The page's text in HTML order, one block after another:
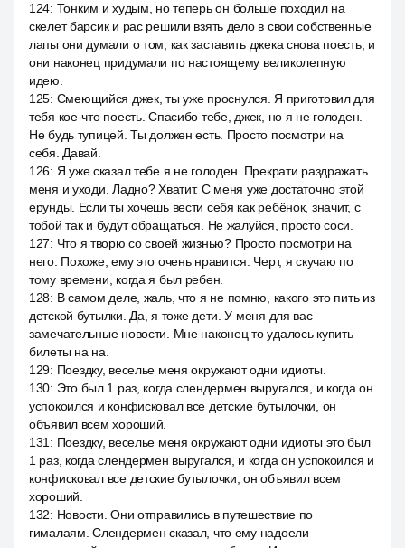
124: Тонким и худым, но теперь он больше походил на
скелет барсик и pac решили взять дело в свои собственные
лапы они думали о том, как заставить джека снова поесть, и
они наконец придумали по настоящему великолепную
идею.
125: Смеющийся джек, ты уже проснулся. Я приготовил для
тебя кое-что поесть. Спасибо тебе, джек, но я не голоден.
Не будь тупицей. Ты должен есть. Просто посмотри на
себя. Давай.
126: Я уже сказал тебе я не голоден. Прекрати раздражать
меня и уходи. Ладно? Хватит. С меня уже достаточно этой
ерунды. Если ты хочешь вести себя как ребёнок, значит, с
тобой так и будут обращаться. Не жалуйся, просто соси.
127: Что я творю со своей жизнью? Просто посмотри на
него. Похоже, ему это очень нравится. Черт, я скучаю по
тому времени, когда я был ребен.
128: В самом деле, жаль, что я не помню, какого это пить из
детской бутылки. Да, я тоже дети. У меня для вас
замечательные новости. Мне наконец то удалось купить
билеты на на.
129: Поездку, веселье меня окружают одни идиоты.
130: Это был 1 раз, когда слендермен выругался, и когда он
успокоился и конфисковал все детские бутылочки, он
объявил всем хороший.
131 : Поездку, веселье меня окружают одни идиоты это был
1 раз, когда слендермен выругался, и когда он успокоился и
конфисковал все детские бутылочки, он объявил всем
хороший.
132: Новости. Они отправились в путешествие по
гималаям. Слендермен сказал, что ему надоели